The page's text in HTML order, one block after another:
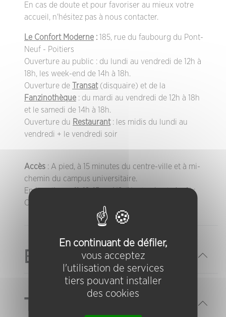
En cas de doute et pour favoriser au mieux votre
accueil, n'hésitez pas à nous contacter.
Le Confort Moderne : 185, rue du faubourg du Pont-
Neuf - Poitiers
Ouverture au public : du lundi au vendredi de 12h à
18h, les week-end de 14h à 18h.
Ouverture de
Transat(disquaire) et de la
Fanzinothèque : du mardi au vendredi de 12h à 18h
et le samedi de 14h à 18h.
Ouverture du Restaurant: les midis du lundi au
vendredi + le vendredi soir
Accès : A pied, à 15 minutes du centre-ville et à mi-
chemin du campus universitaire.
En bus, lignes 11, 12, 15 ou N2 (Noctambus). Arrêt :
Confort Moderne
Billetterie
Tarifs
En continuant de défiler,
vous acceptez
l'utilisation de services
tiers pouvant installer
des cookies